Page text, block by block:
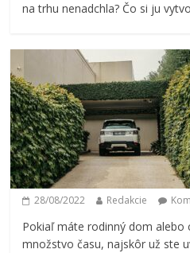
na trhu nenadchla? Čo si ju
28/08/2022 Redakcie
Pokiaľ máte rodinný dom alebo
množstvo času, najskôr už ste